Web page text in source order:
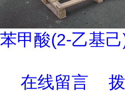
苯甲酸(2-乙基
在线留言